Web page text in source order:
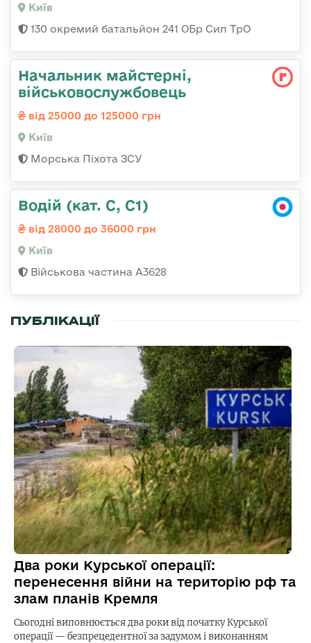
Київ
130 окремий батальйон 241 ОБр Сил ТрО
Начальник майстерні,
військовослужбовець
від 25000 до 125000 грн
Київ
Морська Піхота ЗСУ
Водій (кат. С, С1)
від 28000 до 36000 грн
Київ
Військова частина А3628
ПУБЛІКАЦІЇ
Два роки Курської операції:
перенесення війни на територію рф та
злам планів Кремля
Сьогодні виповнюється два роки від початку Курської
операції — безпрецедентної за задумом і виконанням